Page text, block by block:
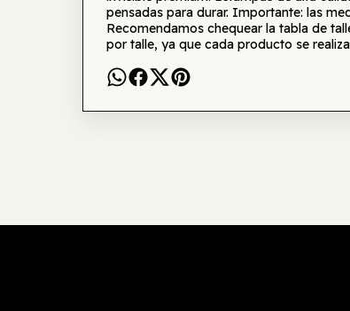
pensadas para durar. Importante: las
Recomendamos chequear la tabla de
por talle, ya que cada producto se